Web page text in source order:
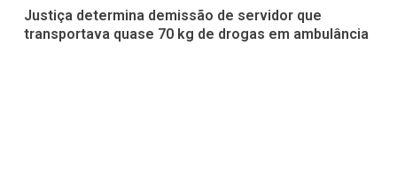
Justiça determina demissão de servidor que
transportava quase 70 kg de drogas em ambulância